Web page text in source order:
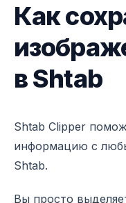
Как
в Shtab
Shtab Clipper
информацию с
Shtab.
Вы просто